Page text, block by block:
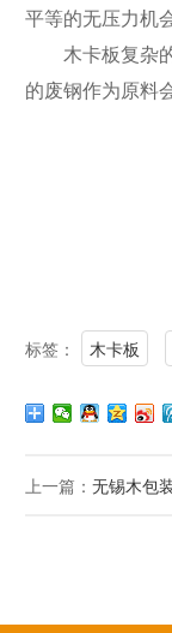
平等的无压力机
木卡板复杂的
的废钢作为原料
标签： 木卡板
上一篇： 无锡木包